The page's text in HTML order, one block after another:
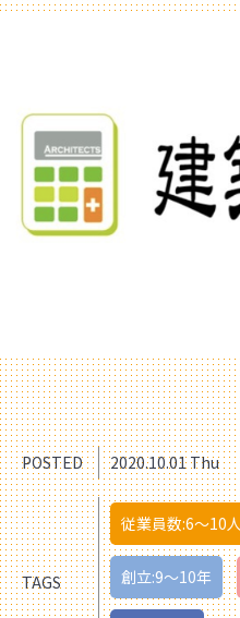
POSTED 2020.10.01 Thu
TAGS
従業員数:6～10人
創立:9〜10年